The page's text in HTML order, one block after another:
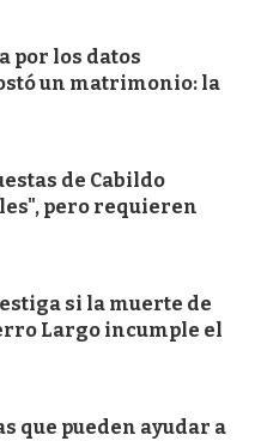
por los datos
un matrimonio: la
de Cabildo
pero requieren
si la muerte de
Largo incumple el
que pueden ayudar a